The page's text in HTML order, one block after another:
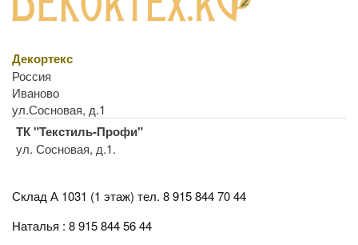
Декортекс
Россия
Иваново
ул.Сосновая, д.1
ТК "Текстиль-Профи"
ул. Сосновая, д.1.
Склад А 1031 (1 этаж) тел. 8 915 844 70 44
Наталья : 8 915 844 56 44